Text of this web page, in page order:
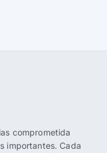
comprometida
importantes. Cada